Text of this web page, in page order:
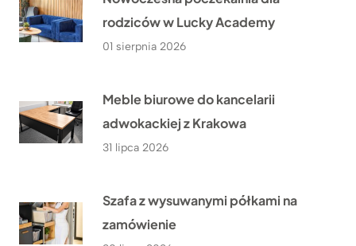
rodziców w Lucky Academy
01 sierpnia 2026
Meble biurowe do kancelarii
adwokackiej z Krakowa
31 lipca 2026
Szafa z wysuwanymi półkami na
zamówienie